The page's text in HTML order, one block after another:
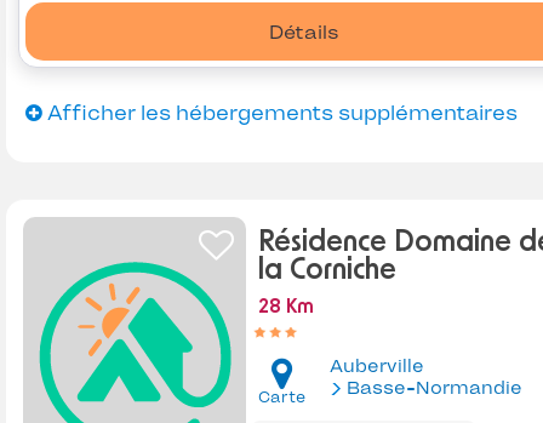
Détails
Afficher les hébergements supplémentaires
Résidence Domaine
la Corniche
28 Km
Carte
Auberville
Basse-Normandie